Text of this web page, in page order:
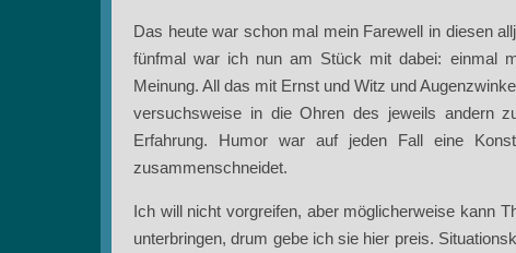
Das heute war schon mal mein Farewell in diesen
fünfmal war ich nun am Stück mit dabei: einmal
Meinung. All das mit Ernst und Witz und
versuchsweise in die Ohren des jeweils andern
Erfahrung. Humor war auf jeden Fall eine
zusammenschneidet.
Ich will nicht vorgreifen, aber möglicherweise kann
unterbringen, drum gebe ich sie hier preis.